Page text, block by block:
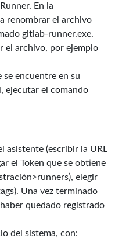
En la
renombrar el archivo
gitlab-runner.exe.
el archivo, por ejemplo
se encuentre en su
ejecutar el comando
asistente (escribir la URL
el Token que se obtiene
elegir
Una vez terminado
quedado registrado
del sistema, con: